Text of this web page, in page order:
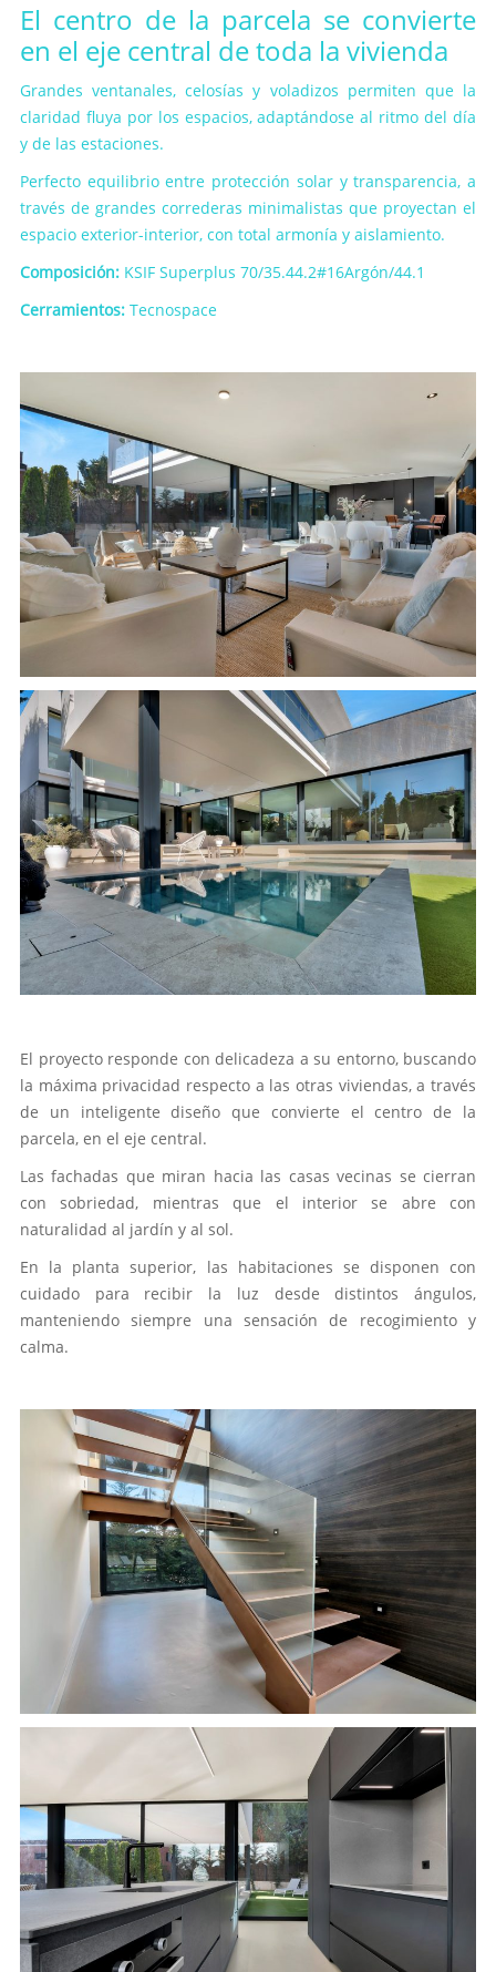
El centro de la parcela se convierte
en el eje central de toda la vivienda
Grandes ventanales, celosías y voladizos permiten que la
claridad fluya por los espacios, adaptándose al ritmo del día
y de las estaciones.
Perfecto equilibrio entre protección solar y transparencia, a
través de grandes correderas minimalistas que proyectan el
espacio exterior-interior, con total armonía y aislamiento.
Composición: KSIF Superplus 70/35.44.2#16Argón/44.1
Cerramientos: Tecnospace
El proyecto responde con delicadeza a su entorno, buscando
la máxima privacidad respecto a las otras viviendas, a través
de un inteligente diseño que convierte el centro de la
parcela, en el eje central.
Las fachadas que miran hacia las casas vecinas se cierran
con sobriedad, mientras que el interior se abre con
naturalidad al jardín y al sol.
En la planta superior, las habitaciones se disponen con
cuidado para recibir la luz desde distintos ángulos,
manteniendo siempre una sensación de recogimiento y
calma.